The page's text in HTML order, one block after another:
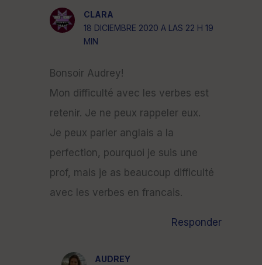
CLARA
18 DICIEMBRE 2020 A LAS 22 H 19
MIN
Bonsoir Audrey!
Mon difficulté avec les verbes est
retenir. Je ne peux rappeler eux.
Je peux parler anglais a la
perfection, pourquoi je suis une
prof, mais je as beaucoup difficulté
avec les verbes en francais.
Responder
AUDREY